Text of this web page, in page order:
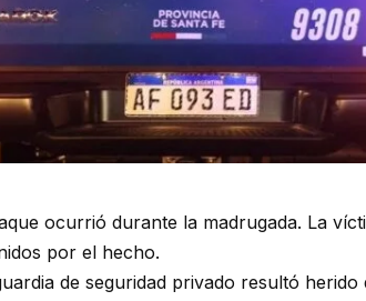
ocurrió durante la madrugada. La
por el hecho.
de seguridad privado resultó